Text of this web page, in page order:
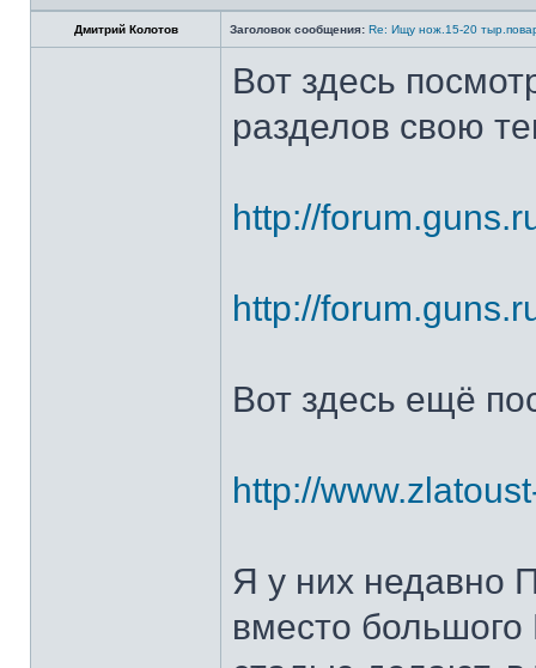
Дмитрий Колотов Заголовок сообщения: Re: Ищу нож.15-20
Вот здесь
разделов свою
http://
http://
Вот здесь ещё
http://
Я у них недавно
вместо